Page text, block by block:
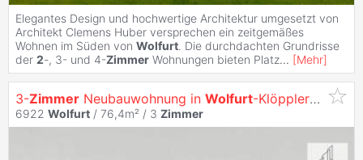
Elegantes Design und hochwertige Architektur umgesetzt von
Architekt Clemens Huber versprechen ein zeitgemäßes
Wohnen im Süden von Wolfurt. Die durchdachten Grundrisse
der 2-, 3- und 4-Zimmer Wohnungen bieten Platz... [Mehr]
3-Zimmer Neubauwohnung in Wolfurt-Klöpplergasse mit Ferienwidmung
6922 Wolfurt / 76,4m² / 3 Zimmer